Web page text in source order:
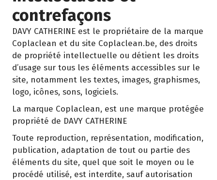
contrefaçons
DAVY CATHERINE est le propriétaire de la marque
Coplaclean et du site Coplaclean.be, des droits
de propriété intellectuelle ou détient les droits
d’usage sur tous les éléments accessibles sur le
site, notamment les textes, images, graphismes,
logo, icônes, sons, logiciels.
La marque Coplaclean, est une marque protégée
propriété de DAVY CATHERINE
Toute reproduction, représentation, modification,
publication, adaptation de tout ou partie des
éléments du site, quel que soit le moyen ou le
procédé utilisé, est interdite, sauf autorisation